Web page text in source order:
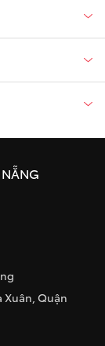
Xuân, Quận